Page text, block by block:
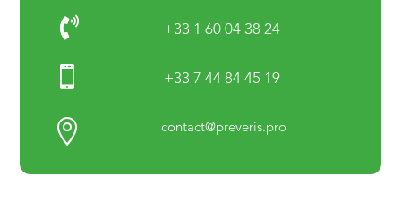
 +33 1 60 04 38 24
 +33 7 44 84 45 19
 contact@preveris.pro